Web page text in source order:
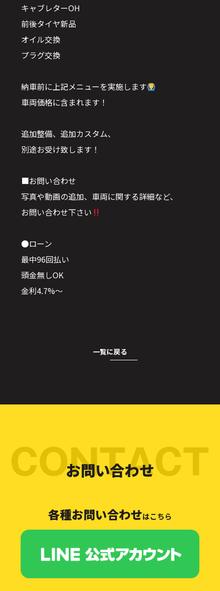
キャブレターOH
前後タイヤ新品
オイル交換
プラグ交換
納車前に上記メニューを実施します
車両価格に含まれます！
追加整備、追加カスタム、
別途お受け致します！
■お問い合わせ
写真や動画の追加、車両に関する詳細など、
お問い合わせ下さい
●ローン
最中96回払い
頭金無しOK
金利4.7%〜
一覧に戻る
お問い合わせ
各種お問い合わせはこちら